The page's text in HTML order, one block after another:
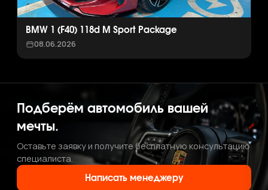
BMW 1 (F40) 118d M Sport Package
08.06.2026
Подберём автомобиль вашей
мечты.
Оставьте заявку и получите бесплатную консультацию
специалиста.
Написать менеджеру